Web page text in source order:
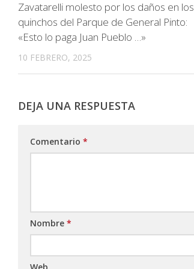
Zavatarelli molesto por los daños en los
quinchos del Parque de General Pinto:
«Esto lo paga Juan Pueblo …»
10 FEBRERO, 2025
DEJA UNA RESPUESTA
Comentario *
Nombre *